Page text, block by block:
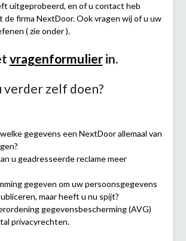
uitgeprobeerd, en of u contact heb
de firma NextDoor. Ook vragen wij of u uw
( zie onder ).
vragenformulierin.
verder zelf doen?
gegevens een NextDoor allemaal van
u geadresseerde reclame meer
gegeven om uw persoonsgegevens
maar heeft u nu spijt?
gegevensbescherming (AVG)
privacyrechten.